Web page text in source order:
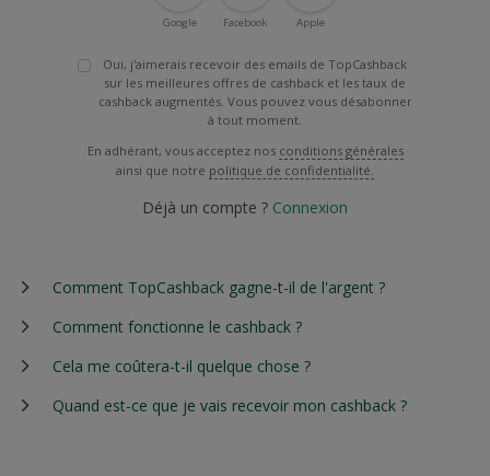
Google Facebook Apple
Oui, j'aimerais recevoir des emails de TopCashback
sur les meilleures offres de cashback et les taux de
cashback augmentés. Vous pouvez vous désabonner
à tout moment.
En adhérant, vous acceptez nos conditions générales
ainsi que notre politique de confidentialité.
Déjà un compte ? Connexion
Comment TopCashback gagne-t-il de l'argent ?
Comment fonctionne le cashback ?
Cela me coûtera-t-il quelque chose ?
Quand est-ce que je vais recevoir mon cashback ?